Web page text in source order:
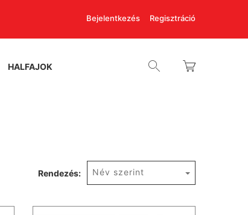
Bejelentkezés Regisztráció
HALFAJOK
Rendezés: Név szerint